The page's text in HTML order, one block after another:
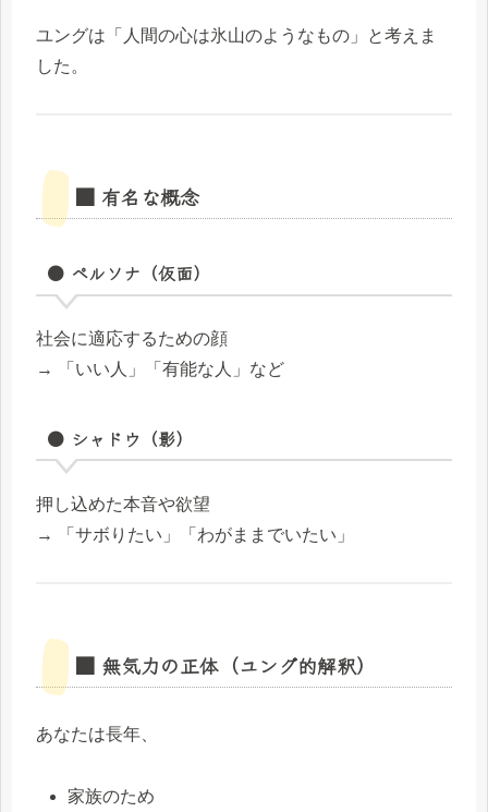
ユングは「人間の心は氷山のようなもの」と考えま
した。
■ 有名な概念
● ペルソナ（仮面）
社会に適応するための顔
→ 「いい人」「有能な人」など
● シャドウ（影）
押し込めた本音や欲望
→ 「サボりたい」「わがままでいたい」
■ 無気力の正体（ユング的解釈）
あなたは長年、
家族のため